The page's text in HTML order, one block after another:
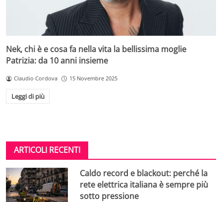
Nek, chi è e cosa fa nella vita la bellissima moglie
Patrizia: da 10 anni insieme
Claudio Cordova 15 Novembre 2025
Leggi di più
ARTICOLI RECENTI
Caldo record e blackout: perché la
rete elettrica italiana è sempre più
sotto pressione